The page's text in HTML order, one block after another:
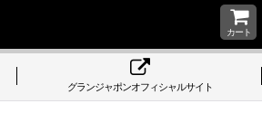
カート
グランジャポンオフィシャルサイト